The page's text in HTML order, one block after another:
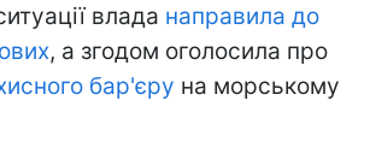
влада направила до
, а згодом оголосила про
бар'єру на морському